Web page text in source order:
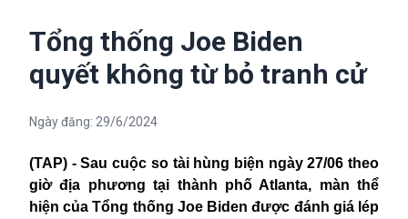
Tổng thống Joe Biden
quyết không từ bỏ tranh cử
Ngày đăng: 29/6/2024
(TAP) - Sau cuộc so tài hùng biện ngày 27/06 theo
giờ địa phương tại thành phố Atlanta, màn thể
hiện của Tổng thống Joe Biden được đánh giá lép